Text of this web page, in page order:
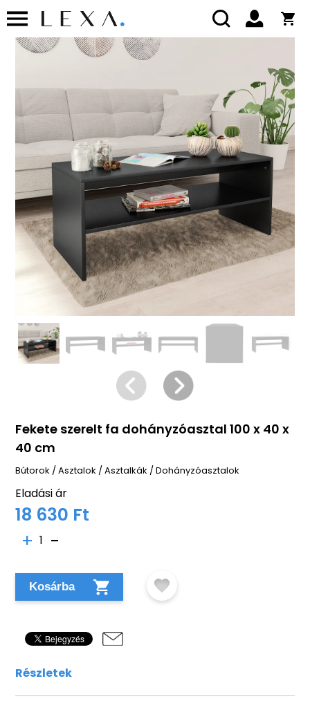
Fekete szerelt fa dohányzóasztal 100 x 40 x
40 cm
Bútorok /Asztalok /Asztalkák /Dohányzóasztalok
Eladási ár
18 630 Ft
1
Kosárba
Részletek